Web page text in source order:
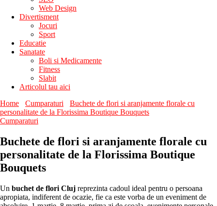
Web Design
Divertisment
Jocuri
Sport
Educatie
Sanatate
Boli si Medicamente
Fitness
Slabit
Articolul tau aici
Home
Cumparaturi
Buchete de flori si aranjamente florale cu
personalitate de la Florissima Boutique Bouquets
Cumparaturi
Buchete de flori si aranjamente florale cu
personalitate de la Florissima Boutique
Bouquets
Un buchet de flori Cluj reprezinta cadoul ideal pentru o persoana
apropiata, indiferent de ocazie, fie ca este vorba de un eveniment de